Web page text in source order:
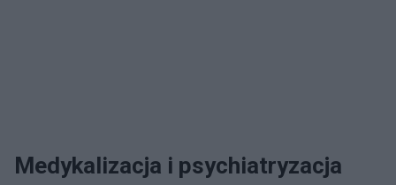
Medykalizacja i psychiatryzacja